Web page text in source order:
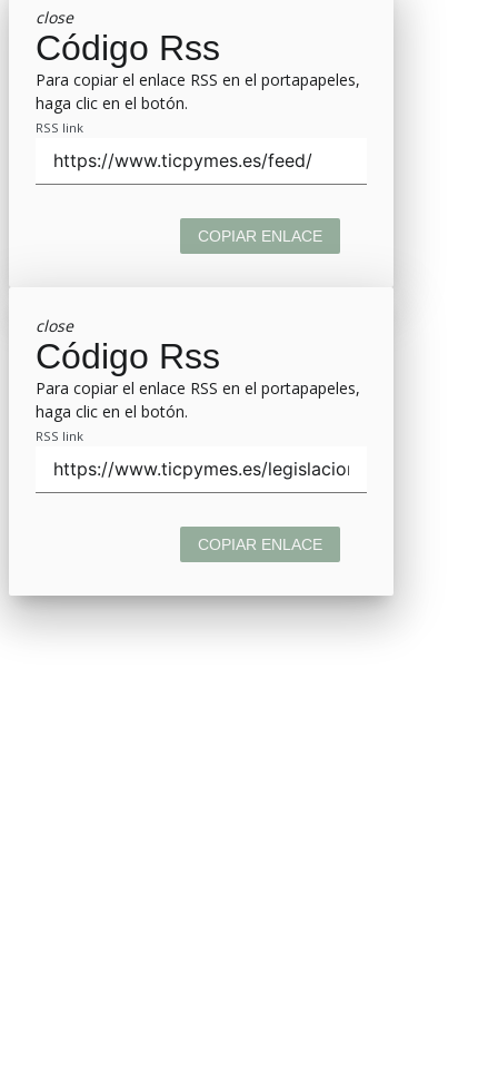
close
Código Rss
Para copiar el enlace RSS en el portapapeles,
haga clic en el botón.
RSS link
COPIAR ENLACE
close
Código Rss
Para copiar el enlace RSS en el portapapeles,
haga clic en el botón.
RSS link
COPIAR ENLACE